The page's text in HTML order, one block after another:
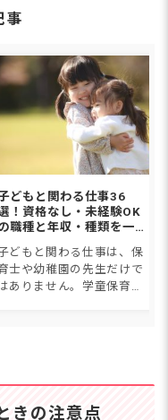
事
どもと関わる仕事36
！資格なし・未経験OK
職種と年収・種類を一覧
どもと関わる仕事は、保
士や幼稚園の先生だけで
ありません。学童保育、
しま...
きの注意点